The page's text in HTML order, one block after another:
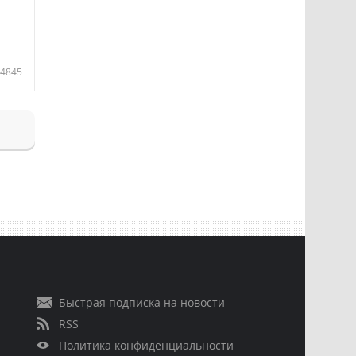
4845
Быстрая подписка на новости
RSS
Политика конфиденциальности